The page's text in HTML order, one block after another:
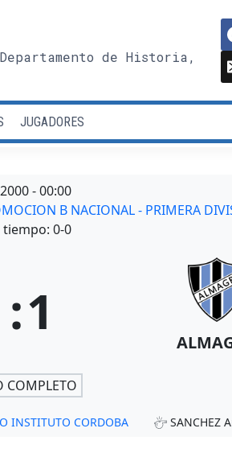
de Historia,
JUGADORES
-00:00
B NACIONAL - PRIMERA
0-0
:1
COMPLETO
INSTITUTO CORDOBA SANCHEZ